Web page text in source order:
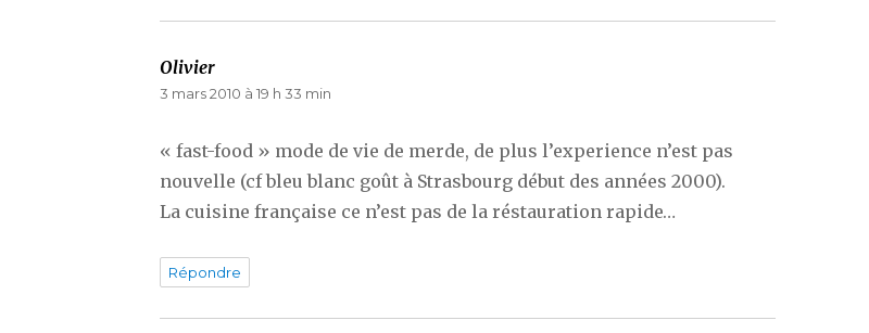
Olivier
3 mars 2010 à 19 h 33 min
« fast-food » mode de vie de merde, de plus l’experience n’est pas
nouvelle (cf bleu blanc goût à Strasbourg début des années 2000).
La cuisine française ce n’est pas de la réstauration rapide…
Répondre